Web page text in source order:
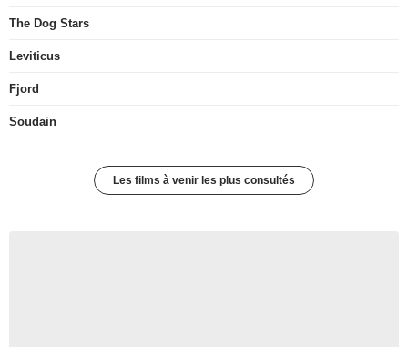
The Dog Stars
Leviticus
Fjord
Soudain
Les films à venir les plus consultés